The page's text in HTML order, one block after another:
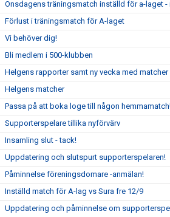
Onsdagens träningsmatch inställd för a-laget
Förlust i träningsmatch för A-laget
Vi behöver dig!
Bli medlem i 500-klubben
Helgens rapporter samt ny vecka med matcher
Helgens matcher
Passa på att boka loge till någon
Supporterspelare tillika nyförvärv
Insamling slut - tack!
Uppdatering och slutspurt supporterspelaren!
Påminnelse föreningsdomare -anmälan!
Inställd match för A-lag vs Sura fre 12/9
Uppdatering och påminnelse om